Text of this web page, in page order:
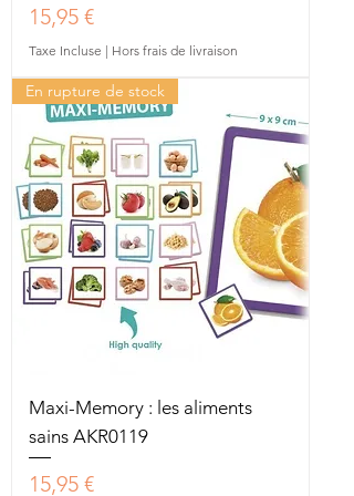
Prix
15,95 €
Taxe Incluse | Hors frais de livraison
En rupture de stock
Maxi-Memory : les aliments
sains AKR0119
Prix
15,95 €